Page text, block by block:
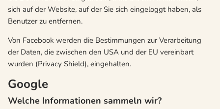
sich auf der Website, auf der Sie sich eingeloggt haben, als
Benutzer zu entfernen.
Von Facebook werden die Bestimmungen zur Verarbeitung
der Daten, die zwischen den USA und der EU vereinbart
wurden (Privacy Shield), eingehalten.
Google
Welche Informationen sammeln wir?